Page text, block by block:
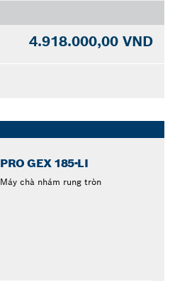
4.918.000,00 VND
PRO GEX 185-LI
Máy chà nhám rung tròn